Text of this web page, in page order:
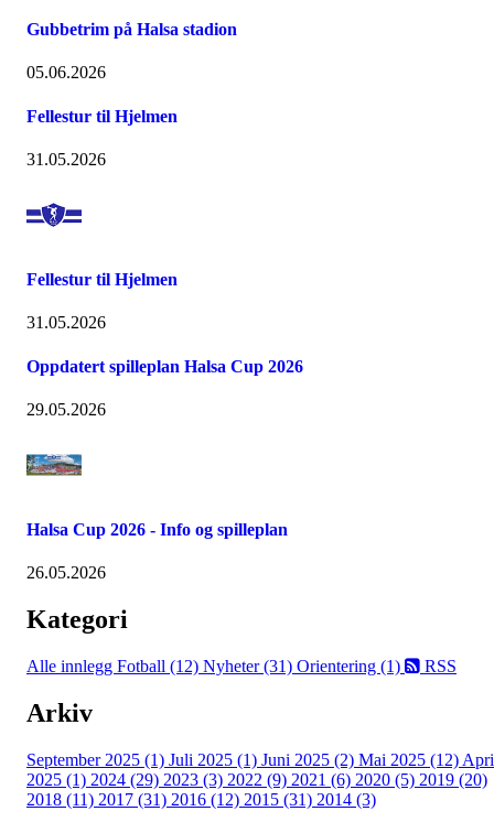
Gubbetrim på Halsa stadion
05.06.2026
Fellestur til Hjelmen
31.05.2026
Fellestur til Hjelmen
31.05.2026
Oppdatert spilleplan Halsa Cup 2026
29.05.2026
Halsa Cup 2026 - Info og spilleplan
26.05.2026
Kategori
Alle innlegg Fotball (12) Nyheter (31) Orientering (1) RSS
Arkiv
September 2025 (1) Juli 2025 (1) Juni 2025 (2) Mai 2025 (12)
2025 (1) 2024 (29) 2023 (3) 2022 (9) 2021 (6) 2020 (5) 2019 (20)
2018 (11) 2017 (31) 2016 (12) 2015 (31) 2014 (3)